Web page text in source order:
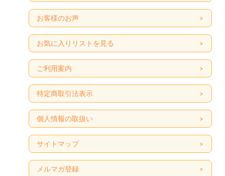
お客様のお声
お気に入りリストを見る
ご利用案内
特定商取引法表示
個人情報の取扱い
サイトマップ
メルマガ登録